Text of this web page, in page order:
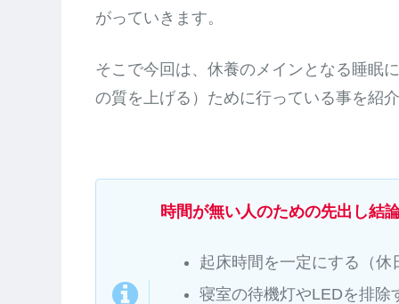
がっていきます。
そこで今回は、休養のメインとなる睡眠
の質を上げる）ために行っている事を紹
時間が無い人のための先出し結
起床時間を一定にする（休
寝室の待機灯やLEDを排除